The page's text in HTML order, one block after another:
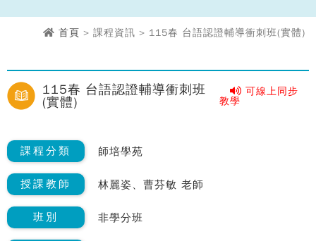
首頁 > 課程資訊 > 115春 台語認證輔導衝刺班(實體)
115春 台語認證輔導衝刺班
(實體)
可線上同步
教學
課程分類 師培學苑
授課教師 林麗姿、曹芬敏 老師
班別 非學分班